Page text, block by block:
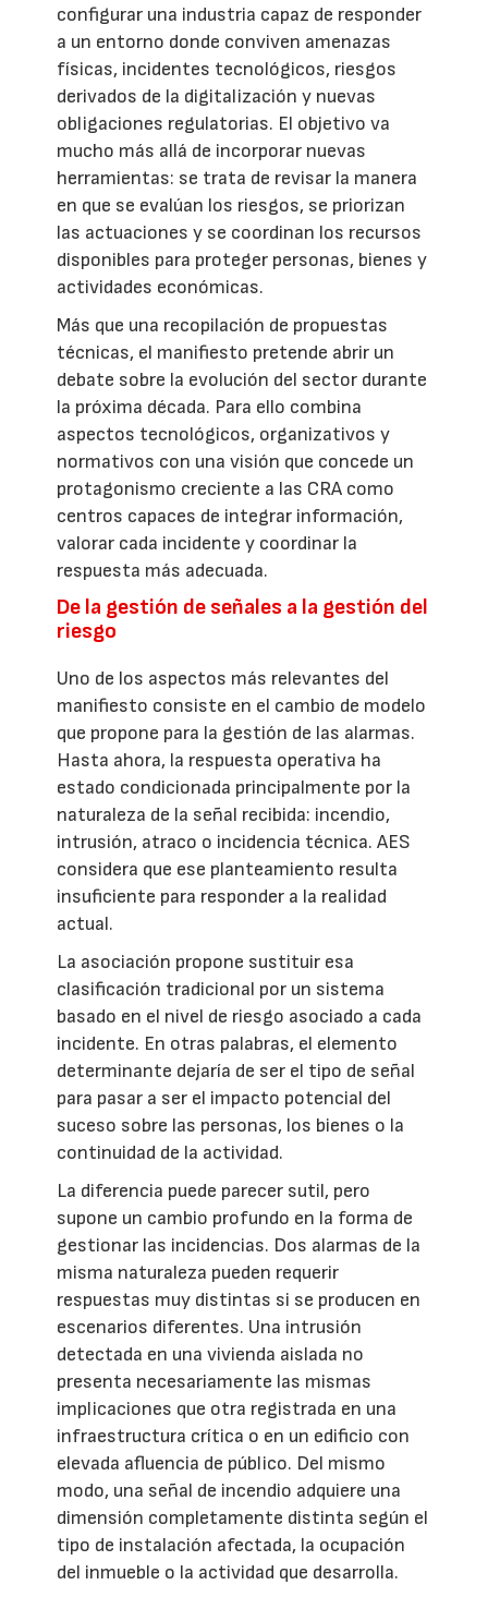
configurar una industria capaz de responder
a un entorno donde conviven amenazas
físicas, incidentes tecnológicos, riesgos
derivados de la digitalización y nuevas
obligaciones regulatorias. El objetivo va
mucho más allá de incorporar nuevas
herramientas: se trata de revisar la manera
en que se evalúan los riesgos, se priorizan
las actuaciones y se coordinan los recursos
disponibles para proteger personas, bienes y
actividades económicas.
Más que una recopilación de propuestas
técnicas, el manifiesto pretende abrir un
debate sobre la evolución del sector durante
la próxima década. Para ello combina
aspectos tecnológicos, organizativos y
normativos con una visión que concede un
protagonismo creciente a las CRA como
centros capaces de integrar información,
valorar cada incidente y coordinar la
respuesta más adecuada.
De la gestión de señales a la gestión del
riesgo
Uno de los aspectos más relevantes del
manifiesto consiste en el cambio de modelo
que propone para la gestión de las alarmas.
Hasta ahora, la respuesta operativa ha
estado condicionada principalmente por la
naturaleza de la señal recibida: incendio,
intrusión, atraco o incidencia técnica. AES
considera que ese planteamiento resulta
insuficiente para responder a la realidad
actual.
La asociación propone sustituir esa
clasificación tradicional por un sistema
basado en el nivel de riesgo asociado a cada
incidente. En otras palabras, el elemento
determinante dejaría de ser el tipo de señal
para pasar a ser el impacto potencial del
suceso sobre las personas, los bienes o la
continuidad de la actividad.
La diferencia puede parecer sutil, pero
supone un cambio profundo en la forma de
gestionar las incidencias. Dos alarmas de la
misma naturaleza pueden requerir
respuestas muy distintas si se producen en
escenarios diferentes. Una intrusión
detectada en una vivienda aislada no
presenta necesariamente las mismas
implicaciones que otra registrada en una
infraestructura crítica o en un edificio con
elevada afluencia de público. Del mismo
modo, una señal de incendio adquiere una
dimensión completamente distinta según el
tipo de instalación afectada, la ocupación
del inmueble o la actividad que desarrolla.